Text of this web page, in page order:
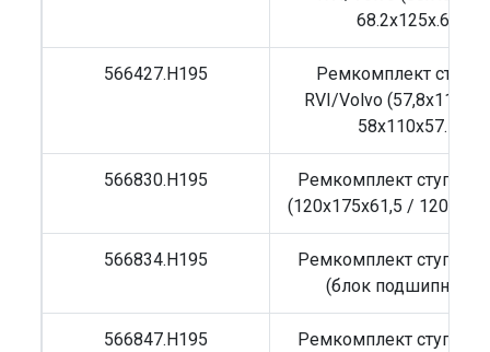
68.2x125x.61)
566427.H195
Ремкомплект
RVI/Volvo
58x110x57.5)
566830.H195
Ремкомплект ступицы
(120x175x61,5 /
566834.H195
Ремкомплект ступицы
(блок
566847.H195
Ремкомплект ступицы